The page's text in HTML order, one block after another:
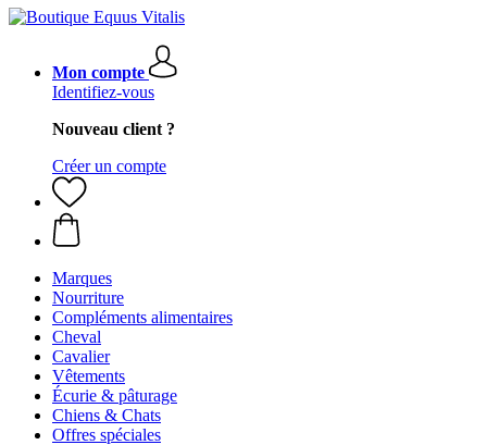
Mon compte
Identifiez-vous
Nouveau client ?
Créer un compte
Marques
Nourriture
Compléments alimentaires
Cheval
Cavalier
Vêtements
Écurie & pâturage
Chiens & Chats
Offres spéciales